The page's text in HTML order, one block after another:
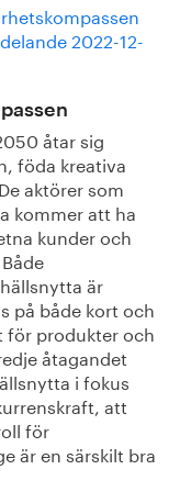
2022-12-
åtar sig
föda kreativa
aktörer som
kommer att ha
kunder och
är
på både kort och
för produkter och
åtagandet
i fokus
att
för
är en särskilt bra